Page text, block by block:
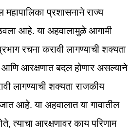
महापालिका प्रशासनाने राज्य
आहे. या अहवालामुळे आगामी
रचना करावी लागण्याची शक्यता
आरक्षणात बदल होणार असल्याने
लागण्याची शक्यता राजकीय
आहे. या अहवालात या गावातील
त्याचा आरक्षणावर काय परिणाम